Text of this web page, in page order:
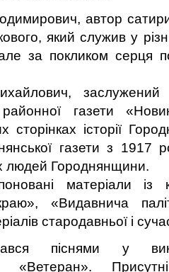
автор
який служив у
за покликом серця
заслужений
газети
історії
газети з 1917
людей Городнянщини.
матеріали із
«Видавнича
стародавньої і
піснями у
«Ветеран».